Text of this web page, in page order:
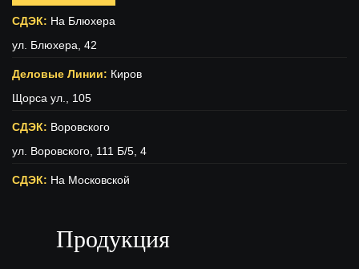
СДЭК: На Блюхера
ул. Блюхера, 42
Деловые Линии: Киров
Щорса ул., 105
СДЭК: Воровского
ул. Воровского, 111 Б/5, 4
СДЭК: На Московской
Киров
Продукция